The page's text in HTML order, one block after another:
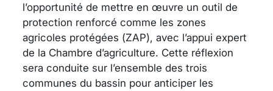
l’opportunité de mettre en œuvre un outil de
protection renforcé comme les zones
agricoles protégées (ZAP), avec l’appui expert
de la Chambre d’agriculture. Cette réflexion
sera conduite sur l’ensemble des trois
communes du bassin pour anticiper les